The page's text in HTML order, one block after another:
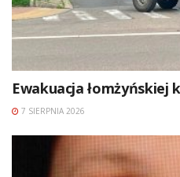
Ewakuacja łomżyńskiej
7 SIERPNIA 2026